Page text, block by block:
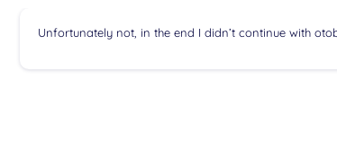
Unfortunately not, in the end I didn’t continue with